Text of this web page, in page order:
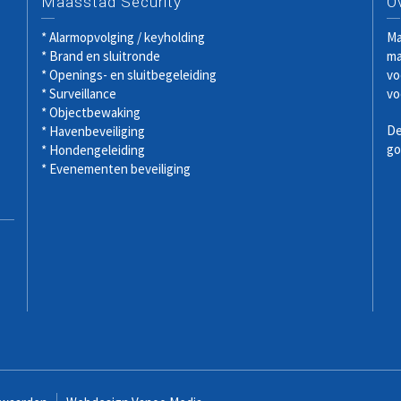
* Alarmopvolging / keyholding
* Brand en sluitronde
* Openings- en sluitbegeleiding
* Surveillance
* Objectbewaking
* Havenbeveiliging
* Hondengeleiding
* Evenementen beveiliging